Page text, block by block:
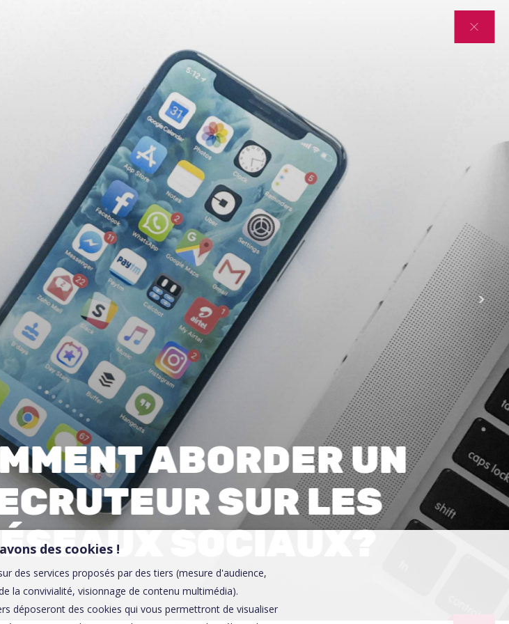
ABORDER UN
SUR LES
SOCIAUX?
00:00
des cookies !
des services proposés par des tiers (mesure d'audience,
la convivialité, visionnage de contenu multimédia).
déposeront des cookies qui vous permettront de visualiser